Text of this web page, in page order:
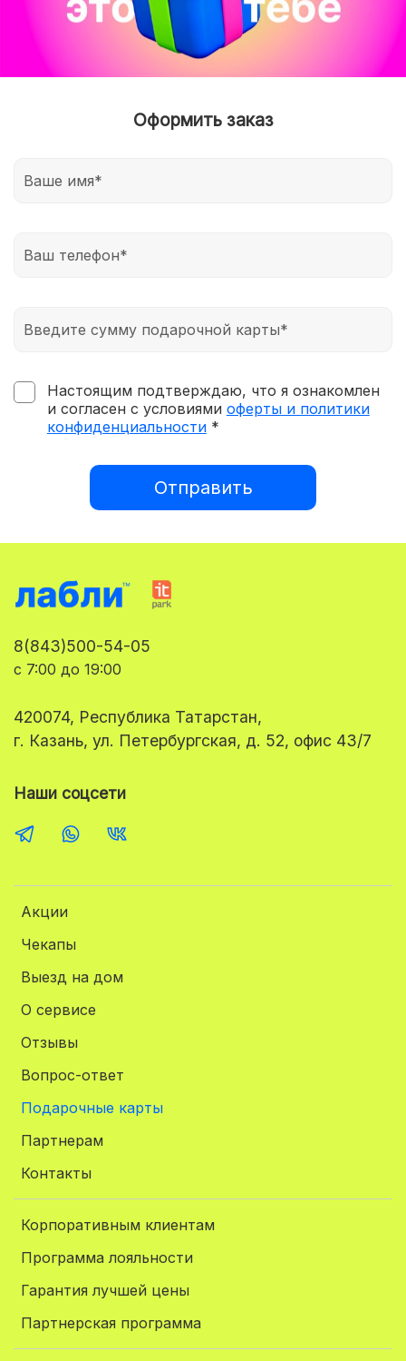
Оформить заказ
Настоящим подтверждаю, что я ознакомлен
и согласен с условиями оферты и политики
конфиденциальности*
Отправить
Акции
Чекапы
Выезд на дом
О сервисе
Отзывы
Вопрос-ответ
Подарочные карты
Партнерам
Контакты
Корпоративным клиентам
Программа лояльности
Гарантия лучшей цены
Партнерская программа
8(843)500-54-05
с 7:00 до 19:00
420074, Республика Татарстан,
г. Казань, ул. Петербургская, д. 52, офис 43/7
Наши соцсети